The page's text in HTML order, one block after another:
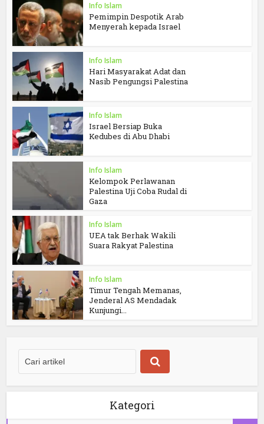
Info Islam
Pemimpin Despotik Arab
Menyerah kepada Israel
Info Islam
Hari Masyarakat Adat dan
Nasib Pengungsi Palestina
Info Islam
Israel Bersiap Buka
Kedubes di Abu Dhabi
Info Islam
Kelompok Perlawanan
Palestina Uji Coba Rudal di
Gaza
Info Islam
UEA tak Berhak Wakili
Suara Rakyat Palestina
Info Islam
Timur Tengah Memanas,
Jenderal AS Mendadak
Kunjungi...
Kategori